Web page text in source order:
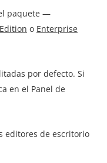
paquete —
o Enterprise
por defecto. Si
en el Panel de
editores de escritorio